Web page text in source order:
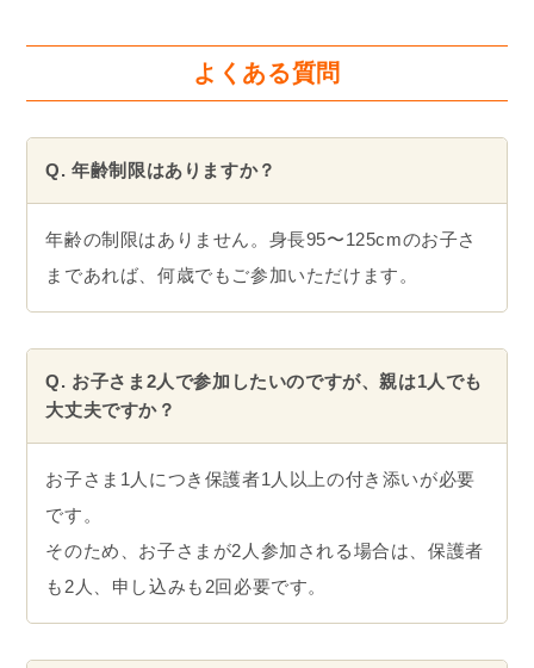
よくある質問
Q. 年齢制限はありますか？
年齢の制限はありません。身長95〜125cmのお子さ
まであれば、何歳でもご参加いただけます。
Q. お子さま2人で参加したいのですが、親は1人でも
大丈夫ですか？
お子さま1人につき保護者1人以上の付き添いが必要
です。
そのため、お子さまが2人参加される場合は、保護者
も2人、申し込みも2回必要です。